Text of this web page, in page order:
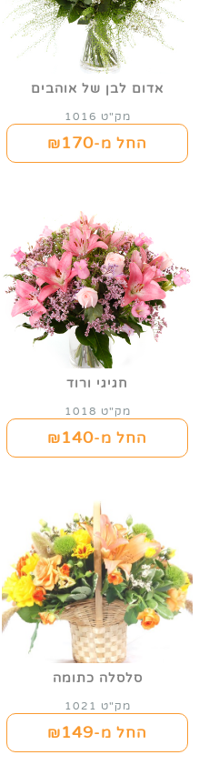
אדום לבן של אוהבים
מק"ט 1016
החל מ-₪170
חגיגי ורוד
מק"ט 1018
החל מ-₪140
סלסלה כתומה
מק"ט 1021
החל מ-₪149